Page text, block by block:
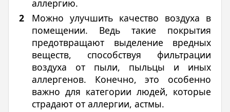
аллергию.
Можно улучшить качество воздуха в
помещении. Ведь такие покрытия
предотвращают выделение вредных
веществ, способствуя фильтрации
воздуха от пыли, пыльцы и иных
аллергенов. Конечно, это особенно
важно для категории людей, которые
страдают от аллергии, астмы.